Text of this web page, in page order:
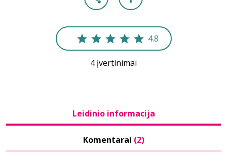
4.8
4 įvertinimai
Leidinio informacija
Komentarai (2)